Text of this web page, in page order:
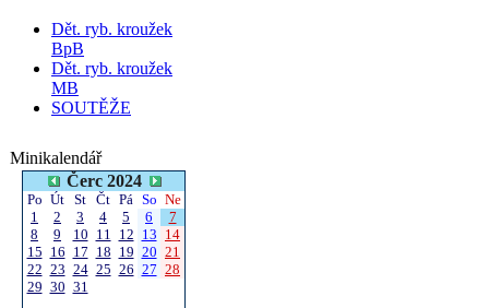
Dět. ryb. kroužek
BpB
Dět. ryb. kroužek
MB
SOUTĚŽE
Minikalendář
Čerc 2024
Po Út St Čt Pá So Ne
1
2 3 4 5 6
7
8
9 10 11 12 13 14
15 16 17 18 19 20 21
22 23 24 25 26 27 28
29 30 31